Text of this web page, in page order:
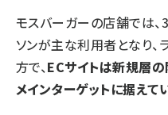
モスバーガーの店舗では
ソンが主な利用者となり、
方で、ECサイトは新規層
メインターゲットに据えて